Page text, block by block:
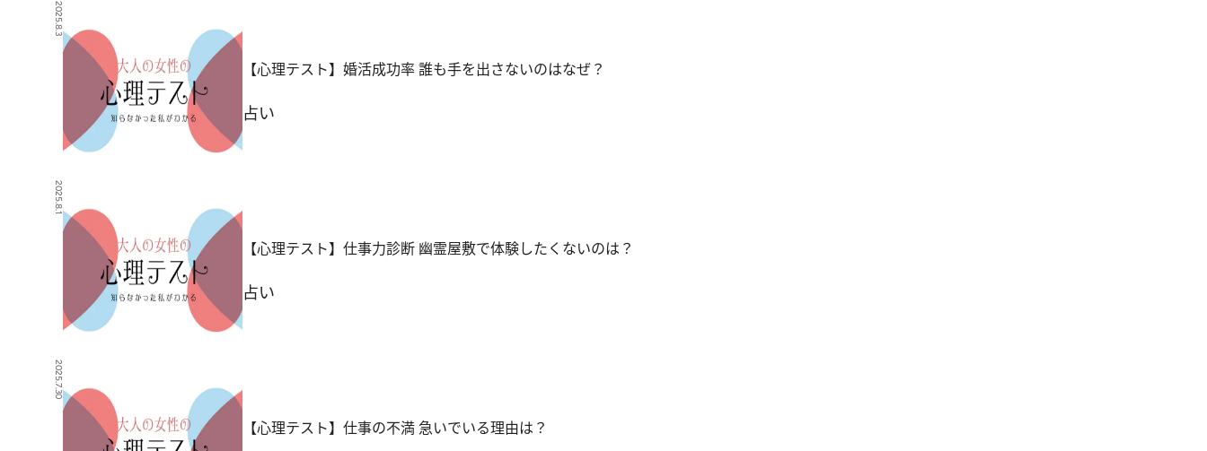
2025.8.3
【心理テスト】婚活成功率 誰も手を出さないのはなぜ？
占い
2025.8.1
【心理テスト】仕事力診断 幽霊屋敷で体験したくないのは？
占い
2025.7.30
【心理テスト】仕事の不満 急いでいる理由は？